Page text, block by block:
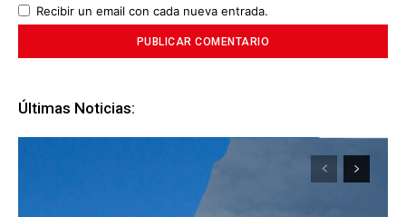
Recibir un email con cada nueva entrada.
Últimas Noticias: